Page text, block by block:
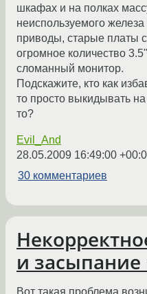
шкафах и на полках
неиспользуемого
приводы, старые платы
огромное количество
сломанный монитор.
Подскажите, кто как
то просто выкидывать
то?
Evil_And
28.05.2009 16:49:00
30 комментариев
и
Вот такая проблема